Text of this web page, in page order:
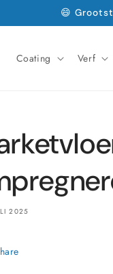
😄
Coating Verf
2025